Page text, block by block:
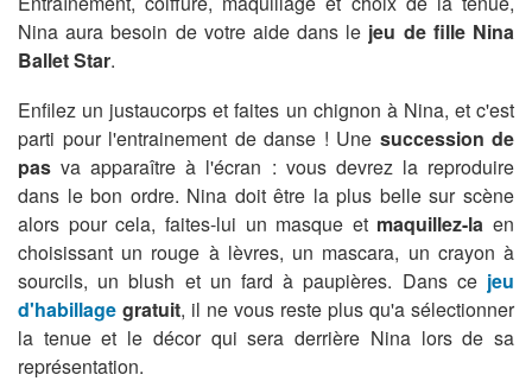
Nina aura besoin de votre aide dans le jeu de fille Nina
Ballet Star.
Enfilez un justaucorps et faites un chignon à Nina, et c'est
parti pour l'entrainement de danse ! Une succession de
pas va apparaître à l'écran : vous devrez la reproduire
dans le bon ordre. Nina doit être la plus belle sur scène
alors pour cela, faites-lui un masque et maquillez-la en
choisissant un rouge à lèvres, un mascara, un crayon à
sourcils, un blush et un fard à paupières. Dans ce jeu
d'habillage gratuit, il ne vous reste plus qu'a sélectionner
la tenue et le décor qui sera derrière Nina lors de sa
représentation.